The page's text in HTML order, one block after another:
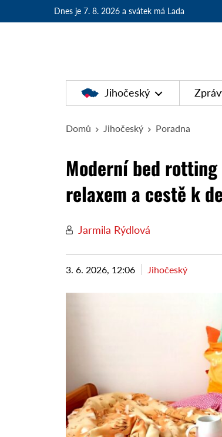
Dnes je 7. 8. 2026 a svátek má Lada
Jihočeský
Domů Jihočeský Poradna
Moderní bed
relaxem a cestě k
Jarmila Rýdlová
3. 6. 2026, 12:06 Jihočeský